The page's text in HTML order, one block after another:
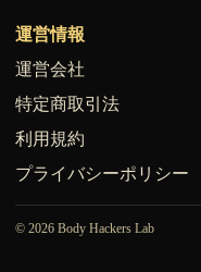
運営情報
運営会社
特定商取引法
利用規約
プライバシーポリシー
© 2026 Body Hackers Lab